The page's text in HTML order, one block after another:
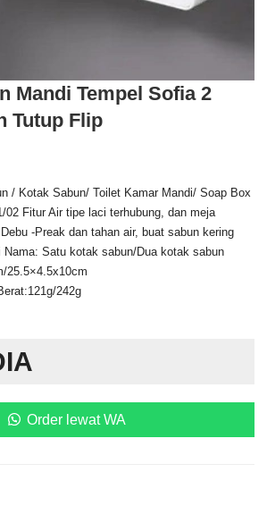
Mandi Tempel Sofia 2
Tutup Flip
/ Kotak Sabun/ Toilet Kamar Mandi/ Soap Box
02 Fitur Air tipe laci terhubung, dan meja
-Preak dan tahan air, buat sabun kering
Nama: Satu kotak sabun/Dua kotak sabun
25.5×4.5x10cm
242g
Order lewat WA